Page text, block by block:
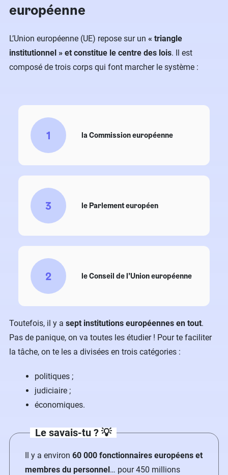
européenne
L’Union européenne (UE) repose sur un « triangle
institutionnel » et constitue le centre des lois. Il est
composé de trois corps qui font marcher le système :
1 la Commission européenne
3 le Parlement européen
2 le Conseil de l’Union européenne
Toutefois, il y a sept institutions européennes en tout.
Pas de panique, on va toutes les étudier ! Pour te faciliter
la tâche, on te les a divisées en trois catégories :
politiques ;
judiciaire ;
économiques.
Le savais-tu ? 💡
Il y a environ 60 000 fonctionnaires européens et
membres du personnel… pour 450 millions